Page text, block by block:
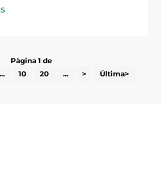
Pàgina 1 de
... 10 20 ... > Última>